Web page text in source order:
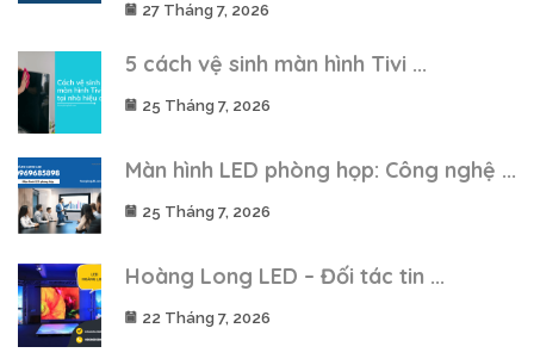
27 Tháng 7, 2026
5 cách vệ sinh màn hình Tivi ...
25 Tháng 7, 2026
Màn hình LED phòng họp: Công nghệ ...
25 Tháng 7, 2026
Hoàng Long LED – Đối tác tin ...
22 Tháng 7, 2026